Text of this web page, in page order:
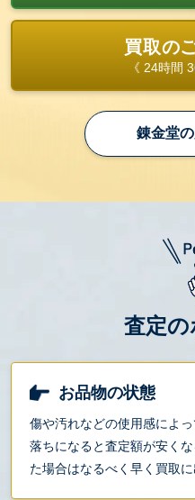
買取の
《 24時間
錬金堂
査定の
お品物の状態
傷や汚れなどの使用感によ
落ちになると査定額が安く
た場合はなるべく早く買取